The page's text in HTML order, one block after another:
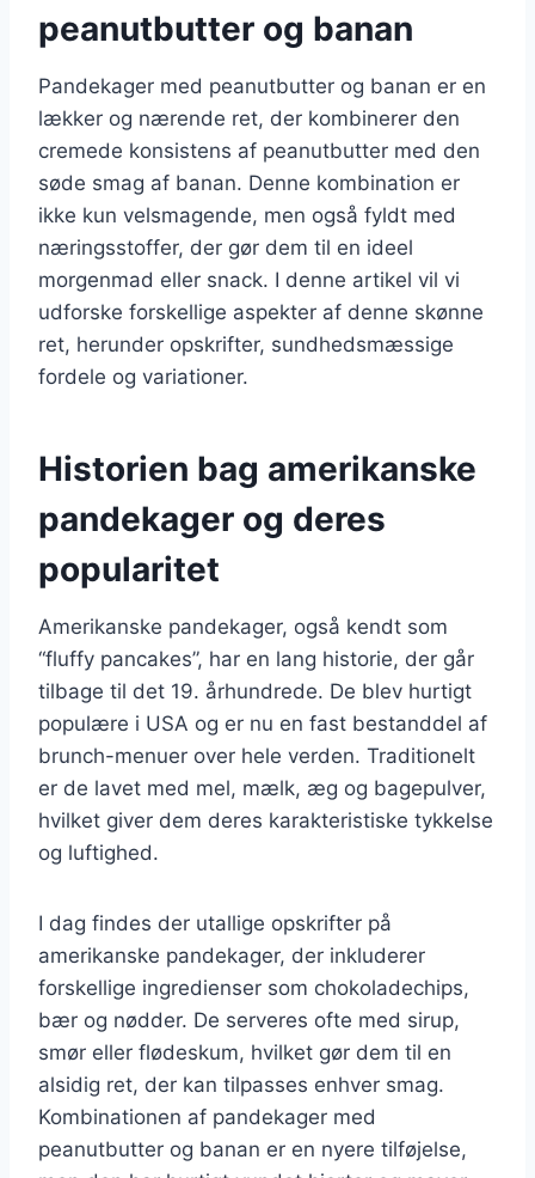
peanutbutter og banan
Pandekager med peanutbutter og banan er en
lækker og nærende ret, der kombinerer den
cremede konsistens af peanutbutter med den
søde smag af banan. Denne kombination er
ikke kun velsmagende, men også fyldt med
næringsstoffer, der gør dem til en ideel
morgenmad eller snack. I denne artikel vil vi
udforske forskellige aspekter af denne skønne
ret, herunder opskrifter, sundhedsmæssige
fordele og variationer.
Historien bag amerikanske
pandekager og deres
popularitet
Amerikanske pandekager, også kendt som
“fluffy pancakes”, har en lang historie, der går
tilbage til det 19. århundrede. De blev hurtigt
populære i USA og er nu en fast bestanddel af
brunch-menuer over hele verden. Traditionelt
er de lavet med mel, mælk, æg og bagepulver,
hvilket giver dem deres karakteristiske tykkelse
og luftighed.
I dag findes der utallige opskrifter på
amerikanske pandekager, der inkluderer
forskellige ingredienser som chokoladechips,
bær og nødder. De serveres ofte med sirup,
smør eller flødeskum, hvilket gør dem til en
alsidig ret, der kan tilpasses enhver smag.
Kombinationen af pandekager med
peanutbutter og banan er en nyere tilføjelse,